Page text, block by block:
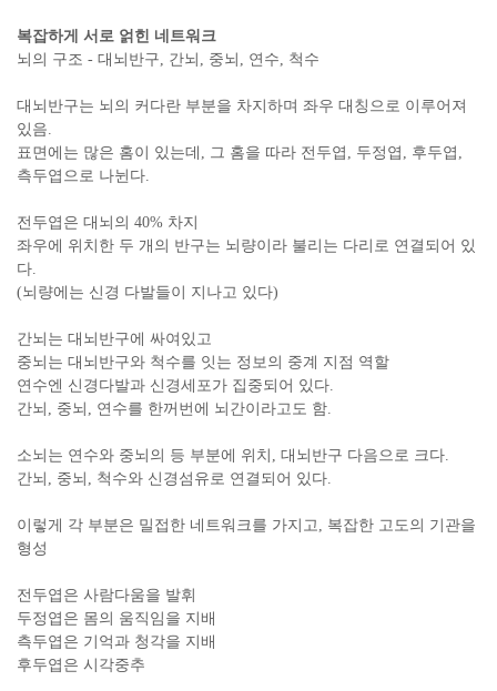
복잡하게 서로 얽힌 네트워크
뇌의 구조 - 대뇌반구, 간뇌, 중뇌, 연수, 척수
대뇌반구는 뇌의 커다란 부분을 차지하며 좌우 대칭으로 이루어져
있음.
표면에는 많은 홈이 있는데, 그 홈을 따라 전두엽, 두정엽, 후두엽,
측두엽으로 나뉜다.
전두엽은 대뇌의 40% 차지
좌우에 위치한 두 개의 반구는 뇌량이라 불리는 다리로 연결되어 있
다.
(뇌량에는 신경 다발들이 지나고 있다)
간뇌는 대뇌반구에 싸여있고
중뇌는 대뇌반구와 척수를 잇는 정보의 중계 지점 역할
연수엔 신경다발과 신경세포가 집중되어 있다.
간뇌, 중뇌, 연수를 한꺼번에 뇌간이라고도 함.
소뇌는 연수와 중뇌의 등 부분에 위치, 대뇌반구 다음으로 크다.
간뇌, 중뇌, 척수와 신경섬유로 연결되어 있다.
이렇게 각 부분은 밀접한 네트워크를 가지고, 복잡한 고도의 기관을
형성
전두엽은 사람다움을 발휘
두정엽은 몸의 움직임을 지배
측두엽은 기억과 청각을 지배
후두엽은 시각중추